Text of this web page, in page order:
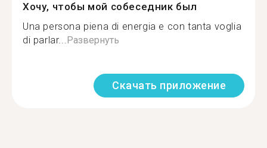
Хочу, чтобы мой собеседник был
Una persona piena di energia e con tanta voglia
di parlar...Развернуть
Скачать приложение